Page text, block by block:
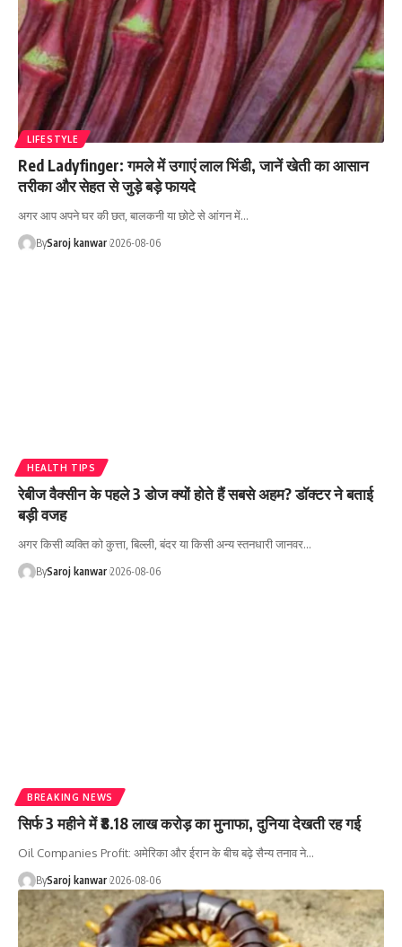
LIFESTYLE
Red Ladyfinger: गमले में उगाएं लाल भिंडी, जानें खेती का आसान
तरीका और सेहत से जुड़े बड़े फायदे
अगर आप अपने घर की छत, बालकनी या छोटे से आंगन में…
BySaroj kanwar 2026-08-06
HEALTH TIPS
रेबीज वैक्सीन के पहले 3 डोज क्यों होते हैं सबसे अहम? डॉक्टर ने बताई
बड़ी वजह
अगर किसी व्यक्ति को कुत्ता, बिल्ली, बंदर या किसी अन्य स्तनधारी जानवर…
BySaroj kanwar 2026-08-06
BREAKING NEWS
सिर्फ 3 महीने में ₹8.18 लाख करोड़ का मुनाफा, दुनिया देखती रह गई
Oil Companies Profit: अमेरिका और ईरान के बीच बढ़े सैन्य तनाव ने…
BySaroj kanwar 2026-08-06